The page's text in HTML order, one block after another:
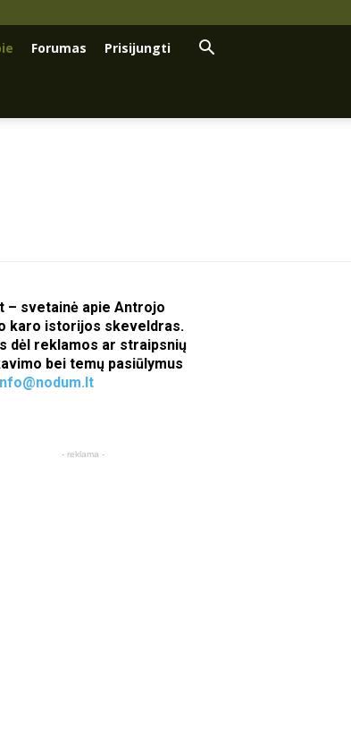
Forumas Prisijungti
– svetainė apie Antrojo
karo istorijos skeveldras.
dėl reklamos ar straipsnių
bei temų pasiūlymus
- reklama -